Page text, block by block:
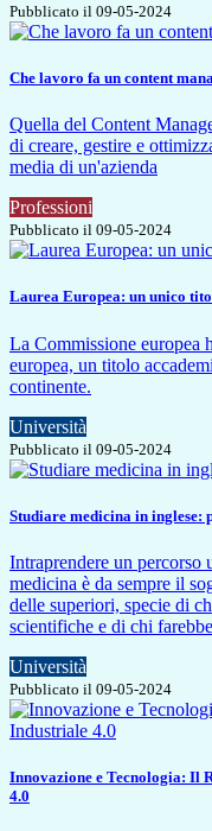
Pubblicato il 09-05-2024
Che lavoro fa un content
Quella del Content
di creare, gestire e
media di un'azienda
Professioni
Pubblicato il 09-05-2024
Laurea Europea: un unico
La Commissione europea
europea, un titolo
continente.
Università
Pubblicato il 09-05-2024
Studiare medicina in inglese:
Intraprendere un percorso
medicina è da sempre il
delle superiori, specie di
scientifiche e di chi
Università
Pubblicato il 09-05-2024
Innovazione e Tecnologia: Il
4.0